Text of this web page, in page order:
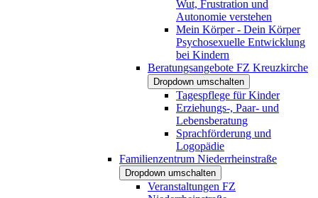
Wut, Frustration und
Autonomie verstehen
Mein Körper - Dein Körper
Psychosexuelle Entwicklung
bei Kindern
Beratungsangebote FZ Kreuzkirche
Dropdown umschalten
Tagespflege für Kinder
Erziehungs-, Paar- und
Lebensberatung
Sprachförderung und
Logopädie
Familienzentrum Niederrheinstraße
Dropdown umschalten
Veranstaltungen FZ